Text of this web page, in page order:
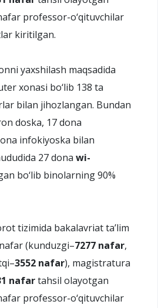
professor-o‘qituvchilar
kiritilgan.
yaxshilash maqsadida
xonasi bo‘lib 138 ta
bilan jihozlangan. Bundan
doska, 17 dona
infokiyoska bilan
27 dona wi-
bo‘lib binolarning 90%
tizimida bakalavriat ta’lim
nafar (kunduzgi–7277 nafar,
3552 nafar), magistratura
nafartahsil olayotgan
professor-o‘qituvchilar